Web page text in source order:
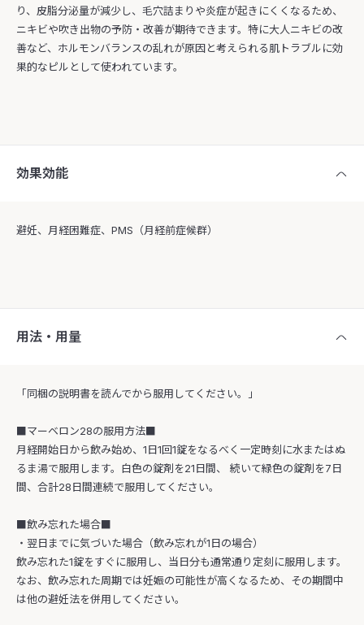
り、皮脂分泌量が減少し、毛穴詰まりや炎症が起きにくくなるため、
ニキビや吹き出物の予防・改善が期待できます。特に大人ニキビの改
善など、ホルモンバランスの乱れが原因と考えられる肌トラブルに効
果的なピルとして使われています。
効果効能
避妊、月経困難症、PMS（月経前症候群）
用法・用量
「同梱の説明書を読んでから服用してください。」
■マーベロン28の服用方法■
月経開始日から飲み始め、1日1回1錠をなるべく一定時刻に水またはぬ
るま湯で服用します。白色の錠剤を21日間、 続いて緑色の錠剤を7日
間、合計28日間連続で服用してください。
■飲み忘れた場合■
・翌日までに気づいた場合（飲み忘れが1日の場合）
飲み忘れた1錠をすぐに服用し、当日分も通常通り定刻に服用します。
なお、飲み忘れた周期では妊娠の可能性が高くなるため、その期間中
は他の避妊法を併用してください。